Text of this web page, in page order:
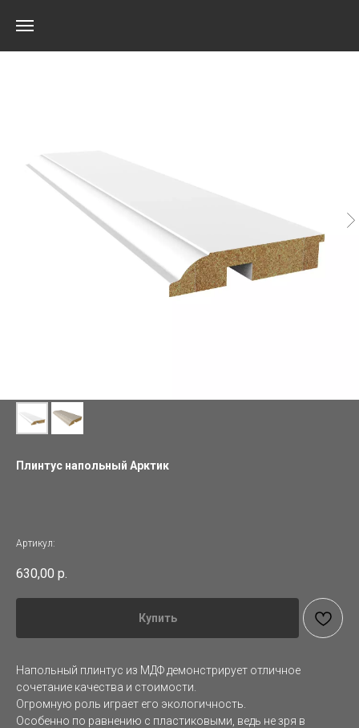
Плинтус напольный Арктик
Артикул:
630,00 р.
Купить
Напольный плинтус из МДФ демонстрирует отличное
сочетание качества и стоимости.
Огромную роль играет его экологичность.
Особенно по равнению с пластиковыми, ведь не зря в